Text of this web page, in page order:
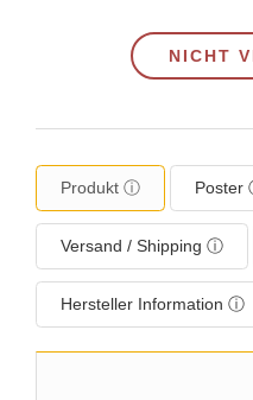
NICHT
Produkt ⓘ Poster
Versand / Shipping ⓘ
Hersteller Information ⓘ